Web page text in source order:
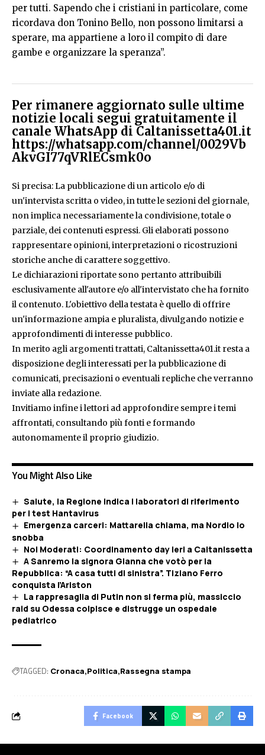
per tutti. Sapendo che i cristiani in particolare, come
ricordava don Tonino Bello, non possono limitarsi a
sperare, ma appartiene a loro il compito di dare
gambe e organizzare la speranza”.
Per rimanere aggiornato sulle ultime
notizie locali segui gratuitamente il
canale WhatsApp di Caltanissetta401.it
https://whatsapp.com/channel/0029Vb
AkvGI77qVRlECsmk0o
Si precisa: La pubblicazione di un articolo e/o di
un'intervista scritta o video, in tutte le sezioni del giornale,
non implica necessariamente la condivisione, totale o
parziale, dei contenuti espressi. Gli elaborati possono
rappresentare opinioni, interpretazioni o ricostruzioni
storiche anche di carattere soggettivo.
Le dichiarazioni riportate sono pertanto attribuibili
esclusivamente all'autore e/o all'intervistato che ha fornito
il contenuto. L'obiettivo della testata è quello di offrire
un'informazione ampia e pluralista, divulgando notizie e
approfondimenti di interesse pubblico.
In merito agli argomenti trattati, Caltanissetta401.it resta a
disposizione degli interessati per la pubblicazione di
comunicati, precisazioni o eventuali repliche che verranno
inviate alla redazione.
Invitiamo infine i lettori ad approfondire sempre i temi
affrontati, consultando più fonti e formando
autonomamente il proprio giudizio.
You Might Also Like
Salute, la Regione indica i laboratori di riferimento
per i test Hantavirus
Emergenza carceri: Mattarella chiama, ma Nordio lo
snobba
Noi Moderati: Coordinamento day ieri a Caltanissetta
A Sanremo la signora Gianna che votò per la
Repubblica: “A casa tutti di sinistra”. Tiziano Ferro
conquista l’Ariston
La rappresaglia di Putin non si ferma più, massiccio
raid su Odessa colpisce e distrugge un ospedale
pediatrico
TAGGED: Cronaca Politica Rassegna stampa
Facebook